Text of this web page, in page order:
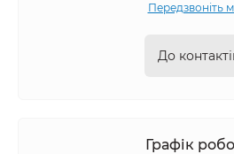
Передзвоніть
До
Графік